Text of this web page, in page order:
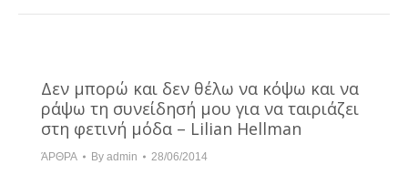
Δεν μπορώ και δεν θέλω να κόψω και να
ράψω τη συνείδησή μου για να ταιριάζει
στη φετινή μόδα – Lilian Hellman
ΆΡΘΡΑ By admin 28/06/2014